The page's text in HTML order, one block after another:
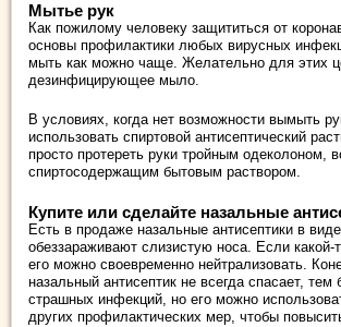
Мытье рук
Как пожилому человеку защититься от
основы профилактики любых вирусных
мыть как можно чаще. Желательно для этих
дезинфицирующее мыло.
В условиях, когда нет возможности вымыть
использовать спиртовой антисептический
просто протереть руки тройным одеколоном,
спиртосодержащим бытовым раствором.
Купите или сделайте назальные
Есть в продаже назальные антисептики в
обеззараживают слизистую носа. Если какой-
его можно своевременно нейтрализовать.
назальный антисептик не всегда спасает, тем
страшных инфекций, но его можно
других профилактических мер, чтобы